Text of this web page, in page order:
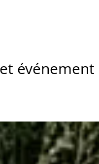
événement